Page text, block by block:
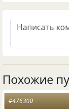
Похожие
#476300